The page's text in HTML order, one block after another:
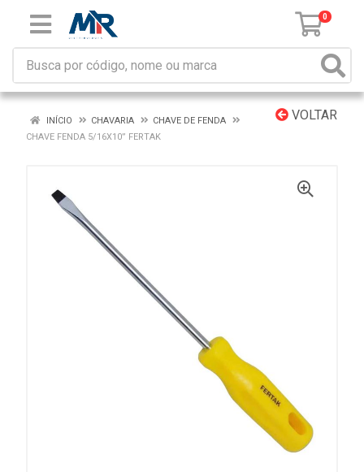
0
VOLTAR
INÍCIO CHAVARIA
CHAVE DE FENDA
CHAVE FENDA 5/16X10” FERTAK